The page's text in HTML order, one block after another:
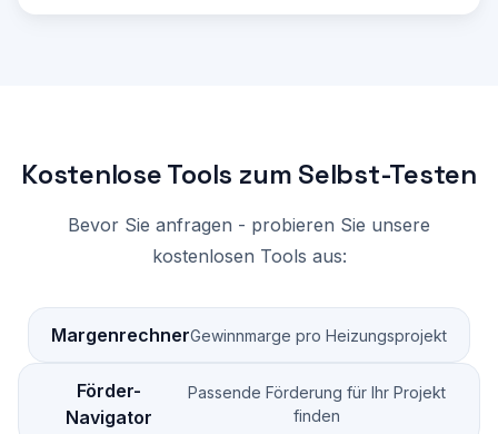
Kostenlose Tools zum Selbst-Testen
Bevor Sie anfragen - probieren Sie unsere
kostenlosen Tools aus:
MargenrechnerGewinnmarge pro Heizungsprojekt
Förder-
Navigator
Passende Förderung für Ihr Projekt
finden